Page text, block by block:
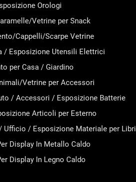
Orologi
Vetrine per Snack
Cappelli/Scarpe Vetrine
/ Esposizione Utensili Elettrici
per Casa / Giardino
Vetrine per Accessori
/ Accessori / Esposizione Batterie
Articoli per Esterno
Ufficio / Esposizione Materiale per Libri
Display In Metallo Caldo
Display In Legno Caldo